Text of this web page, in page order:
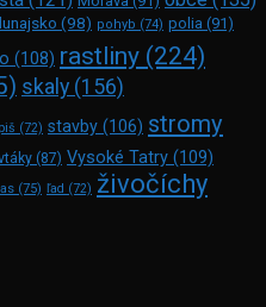
(98) pohyb (74) polia (91)
(108) rastliny (224)
skaly (156)
(72) stavby (106) stromy
(87) Vysoké Tatry (109)
(75) ľad (72) živočíchy